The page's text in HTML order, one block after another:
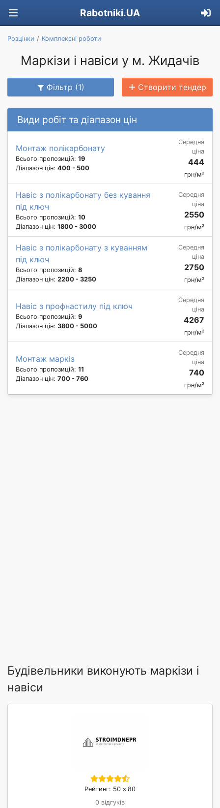
Rabotniki.UA
Розцінки Комплексні роботи
Маркізи і навіси у м. Жидачів
Фільтр (1) Створити тендер
Види робіт та діапазон цін
Монтаж полікарбонату
Всього пропозицій: 19
Діапазон цін: 400 - 500
Середня
ціна
444
грн/м²
Навіс з полікарбонату без кування
під ключ
Всього пропозицій: 10
Діапазон цін: 1800 - 3000
Середня
ціна
2550
грн/м²
Навіс з полікарбонату з куванням
під ключ
Всього пропозицій: 8
Діапазон цін: 2200 - 3250
Середня
ціна
2750
грн/м²
Навіс з профнастилу під ключ
Всього пропозицій: 9
Діапазон цін: 3800 - 5000
Середня
ціна
4267
грн/м²
Монтаж маркіз
Всього пропозицій: 11
Діапазон цін: 700 - 760
Середня
ціна
740
грн/м²
Будівельники виконують маркізи і
навіси
Рейтинг: 50 з 80
0 відгуків